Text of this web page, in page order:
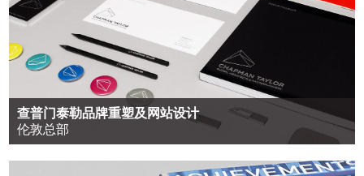
查普门泰勒品牌重塑及网站设计
伦敦总部